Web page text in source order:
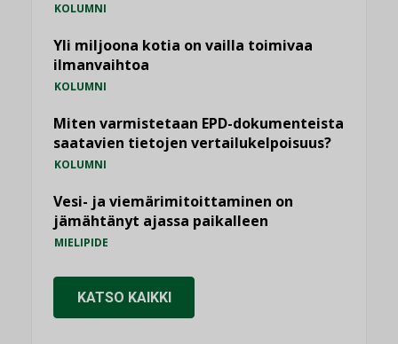
KOLUMNI
Yli miljoona kotia on vailla toimivaa
ilmanvaihtoa
KOLUMNI
Miten varmistetaan EPD-dokumenteista
saatavien tietojen vertailukelpoisuus?
KOLUMNI
Vesi- ja viemärimitoittaminen on
jämähtänyt ajassa paikalleen
MIELIPIDE
KATSO KAIKKI